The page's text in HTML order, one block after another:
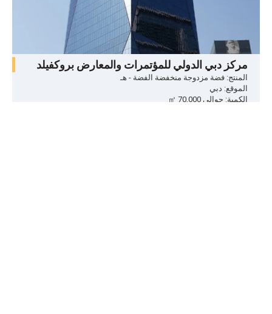
مركز دبي الدولي للمؤتمرات والمعارض بروكفيلد
المنتج: فضة مزدوجة منخفضة الفضة - هـ
الموقع: دبي
الكمية: حوالي 70,000 ㎡